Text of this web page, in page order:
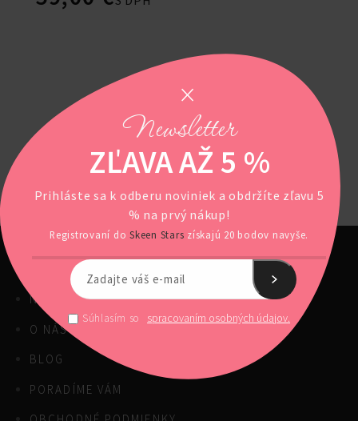
NAŠE PRODUKTY
O NÁS
BLOG
PORADÍME VÁM
Newsletter
ZĽAVA AŽ 5 %
Prihláste sa k odberu noviniek a obdržíte zľavu 5
% na prvý nákup!
Registrovaní do Skeen Stars získajú 20 bodov navyše.
Súhlasím so spracovaním osobných údajov.